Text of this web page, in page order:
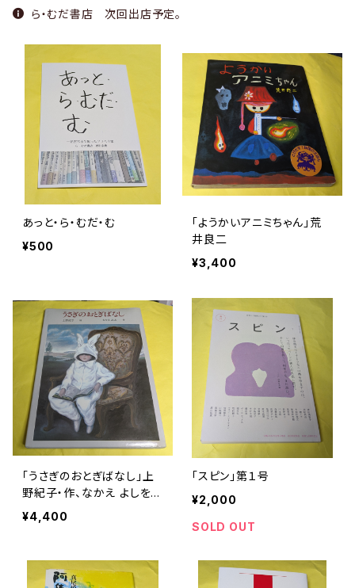
ら・むだ書店 次回出店予定。
あっと・ら・むだ・む
¥500
「ようかいアニミちゃん」荒
井良二
¥3,400
「うさぎのおとぎばなし」上
野紀子・作、なかえ よしを・
作
¥4,400
「スピン」第１号
¥2,000
SOLD OUT